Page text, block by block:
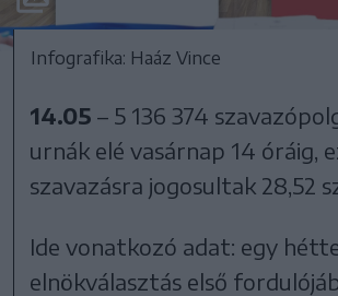
Infografika: Haáz Vince
14.05 – 5 136 374
urnák elé vasárnap 14 óráig,
szavazásra jogosultak 28,52
Ide vonatkozó adat: egy
elnökválasztás első